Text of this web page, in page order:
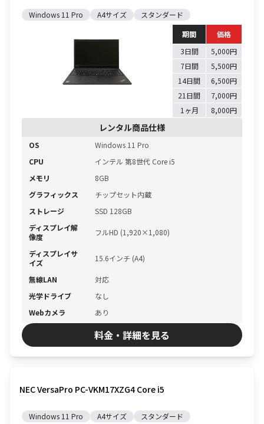
Windows 11 Pro A4サイズ
スタンダード
期間
価格
3日間
5,000円
7日間
5,500円
14日間
6,500円
21日間
7,000円
1ヶ月
8,000円
レンタル商品仕様
OS
Windows 11 Pro
CPU
インテル 第8世代 Core i5
メモリ
8GB
グラフィックス
チップセット内蔵
ストレージ
SSD 128GB
ディスプレイ解
像度
フルHD (1,920×1,080)
ディスプレイサ
イズ
15.6インチ (A4)
無線LAN
対応
光学ドライブ
なし
Webカメラ
あり
料金・詳細を見る
NEC VersaPro PC-VKM17XZG4 Core i5
Windows 11 Pro A4サイズ
スタンダード